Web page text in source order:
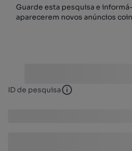
Guarde esta pesquisa e
aparecerem novos anúncios
ID de pesquisa ID de pesquisa